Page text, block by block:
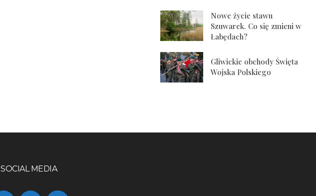
Nowe życie stawu
Szuwarek. Co się zmieni w
Łabędach?
Gliwickie obchody Święta
Wojska Polskiego
SOCIAL MEDIA